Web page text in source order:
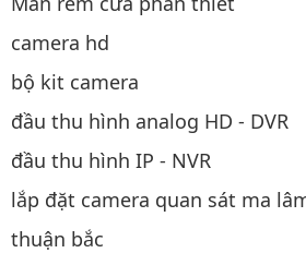
camera hd
bộ kit camera
đầu thu hình analog HD - DVR
đầu thu hình IP - NVR
lắp đặt camera quan sát ma
thuận bắc